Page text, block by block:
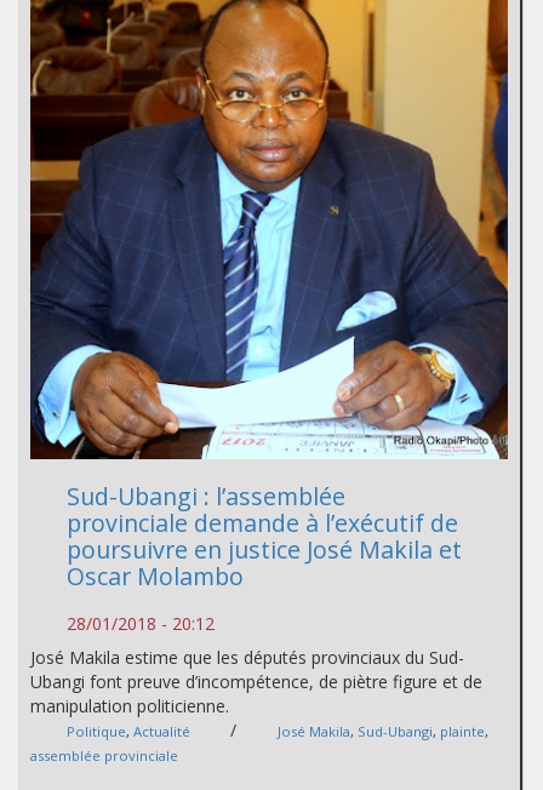
Sud-Ubangi : l’assemblée
provinciale demande à l’exécutif de
poursuivre en justice José Makila et
Oscar Molambo
28/01/2018 - 20:12
José Makila estime que les députés provinciaux du Sud-
Ubangi font preuve d’incompétence, de piètre figure et de
manipulation politicienne.
Politique, Actualité / José Makila, Sud-Ubangi, plainte,
assemblée provinciale